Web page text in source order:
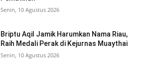
Senin, 10 Agustus 2026
Briptu Aqil Jamik Harumkan Nama Riau,
Raih Medali Perak di Kejurnas Muaythai
Senin, 10 Agustus 2026